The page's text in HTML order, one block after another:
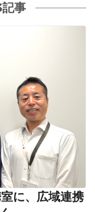
事
に、広域連携